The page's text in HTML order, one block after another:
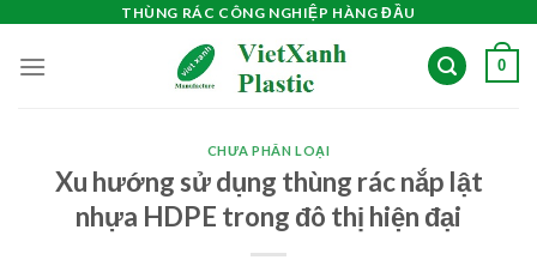
content
THÙNG RÁC CÔNG NGHIỆP HÀNG ĐẦU
0
CHƯA PHÂN LOẠI
Xu hướng sử dụng thùng rác nắp lật
nhựa HDPE trong đô thị hiện đại